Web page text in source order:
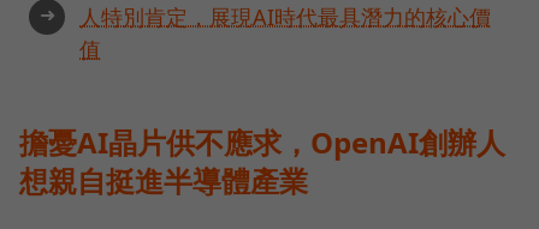
➜
人特別肯定，展現AI時代最具潛力的核心價
值
擔憂AI晶片供不應求，OpenAI創辦人
想親自挺進半導體產業